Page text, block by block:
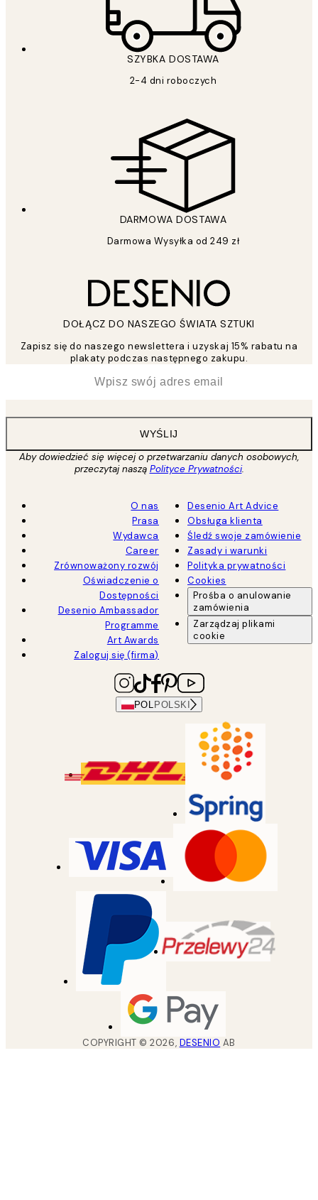
SZYBKA DOSTAWA
2-4 dni roboczych
DARMOWA DOSTAWA
Darmowa Wysyłka od 249 zł
DOŁĄCZ DO NASZEGO ŚWIATA SZTUKI
Zapisz się do naszego newslettera i uzyskaj 15% rabatu na
plakaty podczas następnego zakupu.
WYŚLIJ
Aby dowiedzieć się więcej o przetwarzaniu danych osobowych,
przeczytaj naszą Polityce Prywatności.
O nas
Prasa
Wydawca
Career
Zrównoważony rozwój
Oświadczenie o
Dostępności
Desenio Ambassador
Programme
Art Awards
Zaloguj się (firma)
Desenio Art Advice
Obsługa klienta
Śledź swoje zamówienie
Zasady i warunki
Polityka prywatności
Cookies
Prośba o anulowanie
zamówienia
Zarządzaj plikami
cookie
POL POLSKI
COPYRIGHT ©2026, DESENIO AB